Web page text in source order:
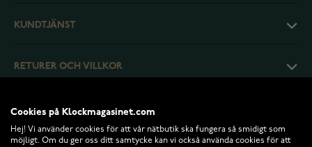
KUNDTJÄNST
RETURER OCH VILLKOR
INFO
Cookies på Klockmagasinet.com
Hej! Vi använder cookies för att vår nätbutik ska fungera så smidigt som
möjligt. Om du ger oss ditt samtycke kan vi också använda cookies för att